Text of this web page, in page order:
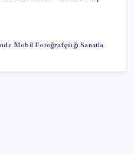
Mobil Fotoğrafçılığı Sanatla